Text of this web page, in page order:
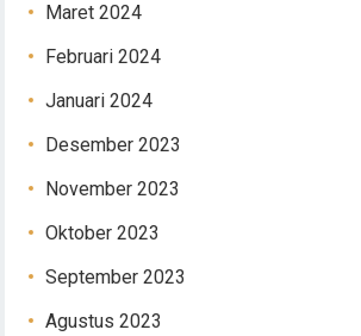
Maret 2024
Februari 2024
Januari 2024
Desember 2023
November 2023
Oktober 2023
September 2023
Agustus 2023